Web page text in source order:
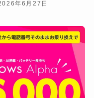
年6月27日